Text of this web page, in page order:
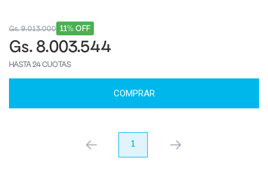
11% OFF
Gs. 9.013.000
Gs. 8.003.544
HASTA 24 CUOTAS
COMPRAR
anterior 1 próximo